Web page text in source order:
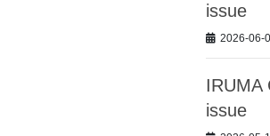
issue
2026-06-
IRUMA
issue